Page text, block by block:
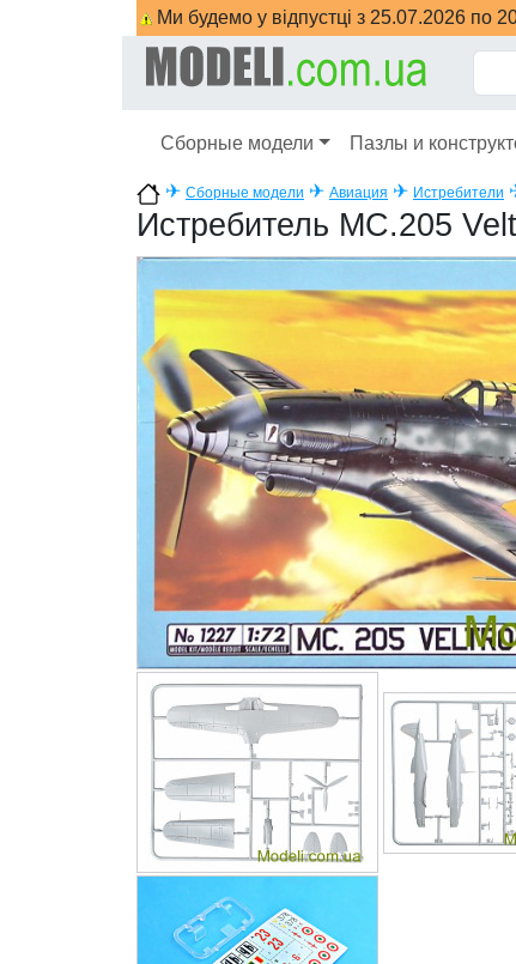
Ми будемо у відпустці з 25.07.2026 по
Сборные модели Пазлы и
✈ Сборные модели ✈ Авиация ✈ Истребители
Истребитель MC.205